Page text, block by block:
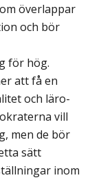
överlappar
och bör
för hög.
att få en
och läro­
vill
men de bör
sätt
inom